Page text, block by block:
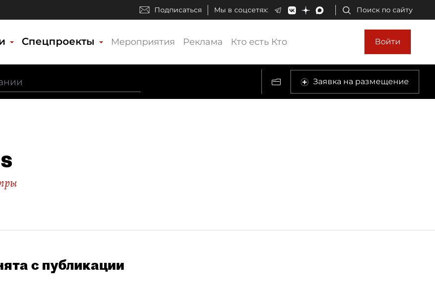
Подписаться Мы в соцсетях: Поиск по сайту
Спецпроекты Мероприятия Реклама Кто есть Кто Войти
Заявка на размещение
с публикации